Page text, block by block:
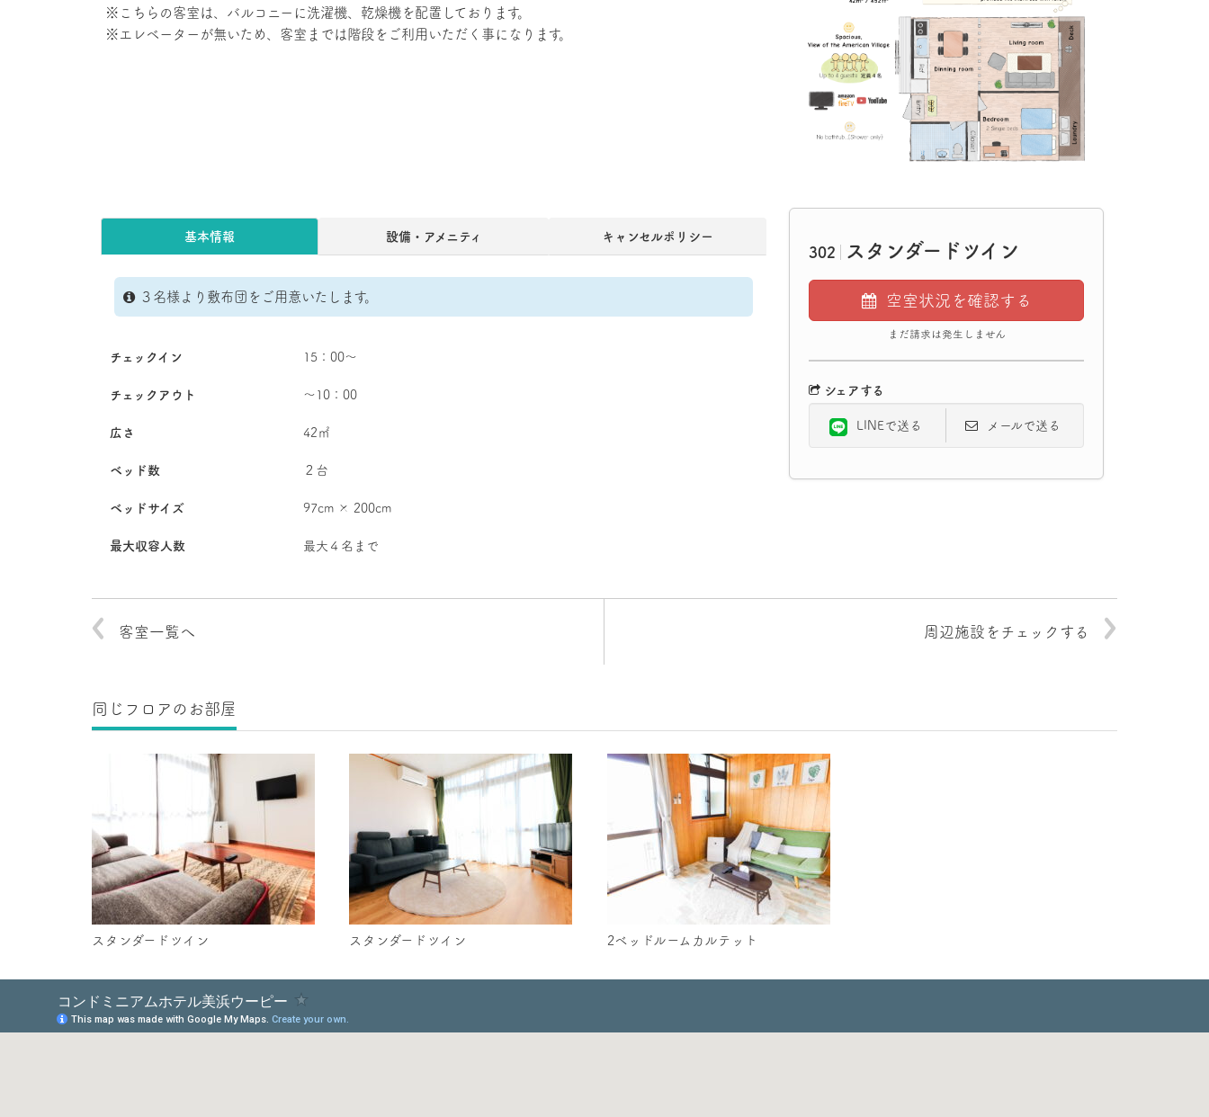
※こちらの客室は、バルコニーに洗濯機、乾燥機を配置しております。
※エレベーターが無いため、客室までは階段をご利用いただく事になります。
基本情報 設備・アメニティ キャンセルポリシー
３名様より敷布団をご用意いたします。
チェックイン 15：00～
チェックアウト ～10：00
広さ 42㎡
ベッド数 ２台
ベッドサイズ 97cm × 200cm
最大収容人数 最大４名まで
302 スタンダードツイン
空室状況を確認する
まだ請求は発生しません
シェアする
LINEで送る メールで送る
客室一覧へ 周辺施設をチェックする
同じフロアのお部屋
スタンダードツイン スタンダードツイン 2ベッドルームカルテット